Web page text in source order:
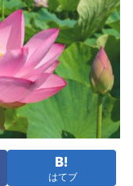
はてブ